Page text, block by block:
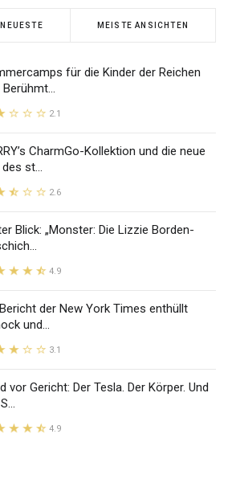
NEUESTE MEISTE ANSICHTEN
für die Kinder der Reichen
Berühmt...
2.1
CharmGo-Kollektion und die neue
st...
2.6
Blick: „Monster: Die Lizzie Borden-
4.9
der New York Times enthüllt
und...
3.1
vor Gericht: Der Tesla. Der Körper. Und
4.9